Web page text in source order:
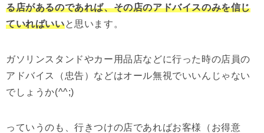
る店があるのであれば、その店のアドバイスのみを信じ
ていればいいと思います。
ガソリンスタンドやカー用品店などに行った時の店員の
アドバイス（忠告）などはオール無視でいいんじゃない
でしょうか(^^;)
っていうのも、行きつけの店であればお客様（お得意